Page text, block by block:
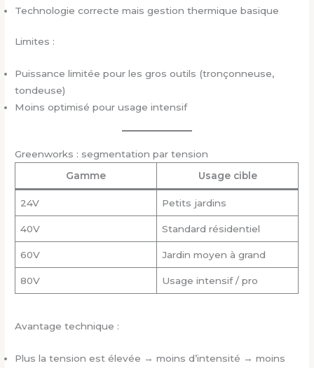
Technologie correcte mais gestion thermique basique
Limites :
Puissance limitée pour les gros outils (tronçonneuse,
tondeuse)
Moins optimisé pour usage intensif
Greenworks : segmentation par tension
Gamme
Usage cible
24V Petits jardins
40V Standard résidentiel
60V Jardin moyen à grand
80V Usage intensif / pro
Avantage technique :
Plus la tension est élevée → moins d’intensité → moins